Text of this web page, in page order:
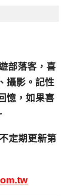
部落客， 喜
攝影。 記性
憶， 如果喜
定期更新第